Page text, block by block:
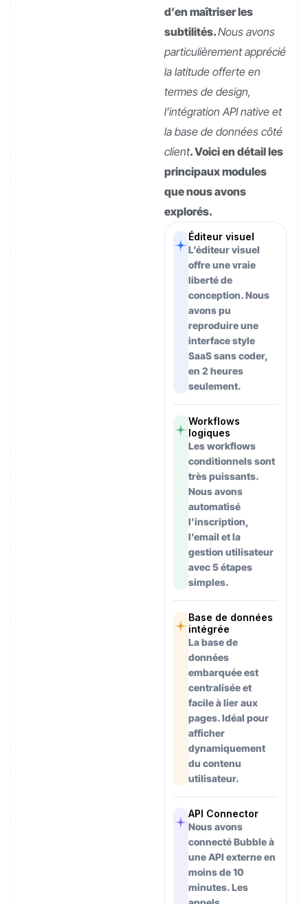
d’en maîtriser les
subtilités.Nous avons
particulièrement apprécié
la latitude offerte en
termes de design,
l’intégration API native et
la base de données côté
client. Voici en détail les
principaux modules
que nous avons
explorés.
Éditeur visuel
L’éditeur visuel
offre une vraie
liberté de
conception. Nous
avons pu
reproduire une
interface style
SaaS sans coder,
en 2 heures
seulement.
Workflows
logiques
Les workflows
conditionnels sont
très puissants.
Nous avons
automatisé
l’inscription,
l’email et la
gestion utilisateur
avec 5 étapes
simples.
Base de données
intégrée
La base de
données
embarquée est
centralisée et
facile à lier aux
pages. Idéal pour
afficher
dynamiquement
du contenu
utilisateur.
API Connector
Nous avons
connecté Bubble à
une API externe en
moins de 10
minutes. Les